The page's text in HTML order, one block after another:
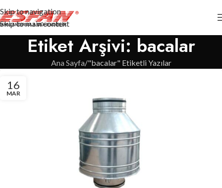
Skip to navigation
Skip to main content
Etiket Arşivi: bacalar
Ana Sayfa "bacalar" Etiketli Yazılar
16
MAR